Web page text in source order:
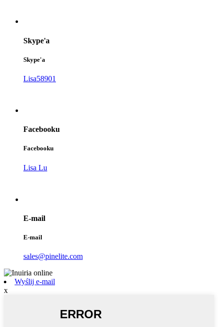
Skype'a
Skype'a
Lisa58901
Facebooku
Facebooku
Lisa Lu
E-mail
E-mail
sales@pinelite.com
Wyślij e-mail
x